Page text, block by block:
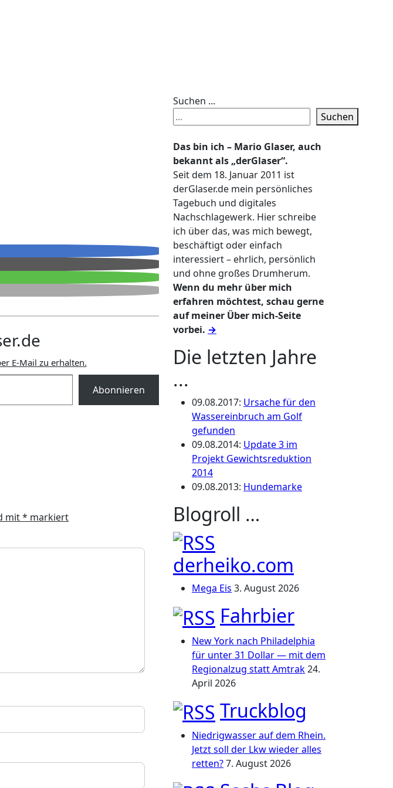
E-Mail zu erhalten.
Abonnieren
mit* markiert
Suchen ...
Suchen
Das bin ich – Mario Glaser, auch
bekannt als „derGlaser“.
Seit dem 18. Januar 2011 ist
derGlaser.de mein persönliches
Tagebuch und digitales
Nachschlagewerk. Hier schreibe
ich über das, was mich bewegt,
beschäftigt oder einfach
interessiert – ehrlich, persönlich
und ohne großes Drumherum.
Wenn du mehr über mich
erfahren möchtest, schau gerne
auf meiner Über mich-Seite
vorbei. →
Die letzten Jahre
...
09.08.2017: Ursache für den
Wassereinbruch am Golf
gefunden
09.08.2014: Update 3 im
Projekt Gewichtsreduktion
2014
09.08.2013: Hundemarke
Blogroll …
derheiko.com
Mega Eis 3. August 2026
Fahrbier
New York nach Philadelphia
für unter 31 Dollar — mit dem
Regionalzug statt Amtrak24.
April 2026
Truckblog
Niedrigwasser auf dem Rhein.
Jetzt soll der Lkw wieder alles
retten?7. August 2026